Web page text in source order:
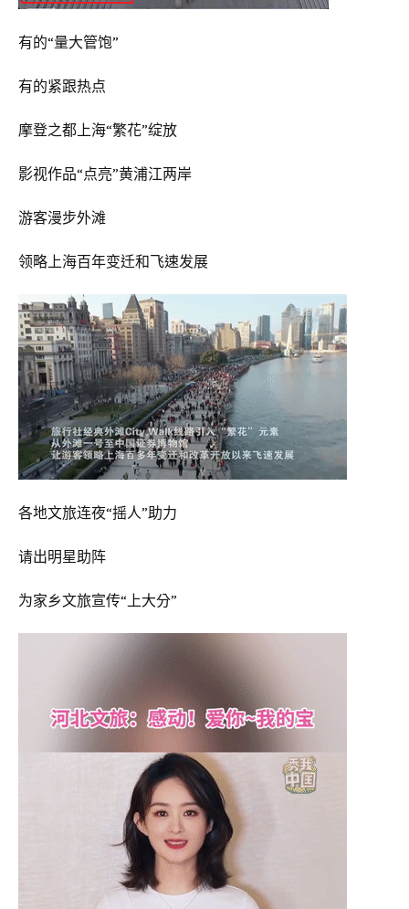
有的“量大管饱”
有的紧跟热点
摩登之都上海“繁花”绽放
影视作品“点亮”黄浦江两岸
游客漫步外滩
领略上海百年变迁和飞速发展
各地文旅连夜“摇人”助力
请出明星助阵
为家乡文旅宣传“上大分”